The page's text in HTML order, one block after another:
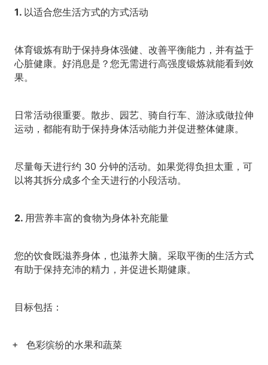
1. 以适合您生活方式的方式活动
体育锻炼有助于保持身体强健、改善平衡能力，并有益于
心脏健康。好消息是？您无需进行高强度锻炼就能看到效
果。
日常活动很重要。散步、园艺、骑自行车、游泳或做拉伸
运动，都能有助于保持身体活动能力并促进整体健康。
尽量每天进行约 30 分钟的活动。如果觉得负担太重，可
以将其拆分成多个全天进行的小段活动。
2. 用营养丰富的食物为身体补充能量
您的饮食既滋养身体，也滋养大脑。采取平衡的生活方式
有助于保持充沛的精力，并促进长期健康。
目标包括：
色彩缤纷的水果和蔬菜